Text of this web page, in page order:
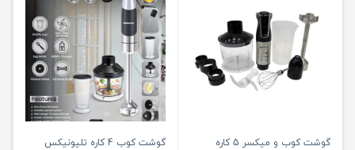
گوشت کوب و میکسر 5 کاره
گوشت کوب 4 کاره تلیونیکس